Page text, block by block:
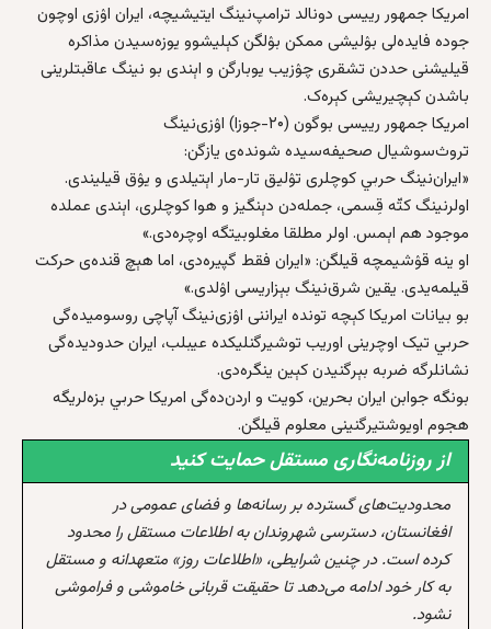
امریکا جمهور رییسی دونا‌لد ترامپ‌نینگ ایتیشیچه، ایران اۉزی اوچون
جوده‌ فایده‌لی بۉلیشی ممکن بۉلگن کېلیشوو یوزه‌سیدن مذاکره‌
قیلیشنی حددن تشقری چۉزیب یوبارگن و اېندی بو نینگ عاقبتلرینی
باشدن کېچیریشی کېره‌ک.
امریکا جمهور رییسی بوگون (۲۰-جوزا) اۉزی‌نینگ
تروث‌سوشیال صحیفه‌سیده شونده‌ی یازگن:
«ایران‌نینگ حربي کوچلری تۉلیق تار-مار اېتیلدی و یۉق قیلیندی.
اولرنینگ کتّه‌ قِسمی، جمله‌دن دېنگیز و هوا کوچلری، اېندی عملده
موجود هم اېمس. اولر مطلقا مغلوبیتگه اوچره‌دی.»
او ینه‌ قۉشیمچه‌ قیلگن: «ایران فقط گپیره‌دی، اما هېچ قنده‌ی حرکت
قیلمه‌یدی. یقین شرق‌نینگ بېزاریسی اۉلدی.»
بو بیانات امریکا کېچه‌ تونده ایراننی اۉزی‌نینگ آپاچی روسومیده‌گی
حربي تیک اوچرینی اوریب توشیرگنلیکده عیبلب، ایران حدودیده‌گی
نشانلرگه ضربه‌ بېرگنیدن کېین ینگره‌دی.
بونگه جوابن ایران بحر‌ین، کو‌یت و اردن‌ده‌گی امریکا حربي بزه‌لریگه
هجوم اویوشتیرگنینی معلوم قیلگن.
از روزنامه‌نگاری مستقل حمایت کنید
محدودیت‌های گسترده بر رسانه‌ها و فضای عمومی در
افغانستان، دسترسی شهروندان به اطلاعات مستقل را محدود
کرده است. در چنین شرایطی، «اطلاعات روز» متعهدانه و مستقل
به کار خود ادامه می‌دهد تا حقیقت قربانی خاموشی و فراموشی
نشود.